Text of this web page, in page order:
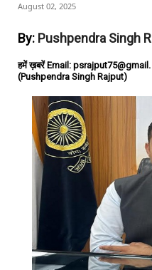
August 02, 2025
By: Pushpendra Singh
हमें ख़बरें Email:
(Pushpendra Singh Rajput)